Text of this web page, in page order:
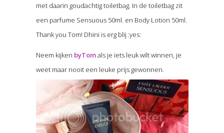
met daarin goudachtig toiletbag. In de toiletbag zit
een parfume Sensuous 50ml. en Body Lotion 50ml.
Thank you Tom! Dhini is erg blij :yes:
Neem kijken byTomals je iets leuk wilt winnen, je
weet maar nooit een leuke prijs gewonnen.